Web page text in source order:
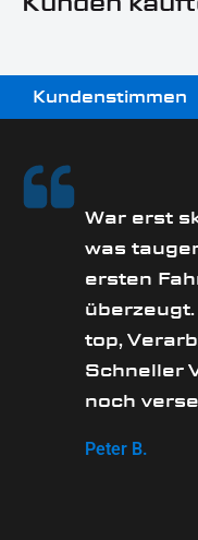
Kundenstimmen
War erst
was
ersten
top,
Schneller
noch
Peter B.